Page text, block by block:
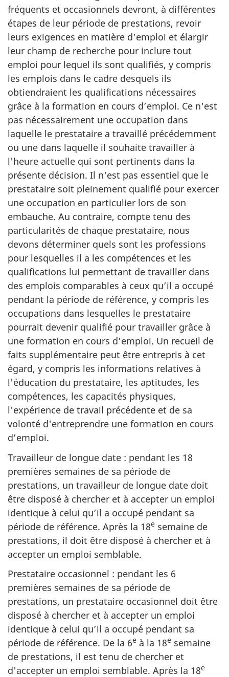
fréquents et occasionnels devront, à différentes
étapes de leur période de prestations, revoir
leurs exigences en matière d'emploi et élargir
leur champ de recherche pour inclure tout
emploi pour lequel ils sont qualifiés, y compris
les emplois dans le cadre desquels ils
obtiendraient les qualifications nécessaires
grâce à la formation en cours d’emploi. Ce n'est
pas nécessairement une occupation dans
laquelle le prestataire a travaillé précédemment
ou une dans laquelle il souhaite travailler à
l'heure actuelle qui sont pertinents dans la
présente décision. Il n'est pas essentiel que le
prestataire soit pleinement qualifié pour exercer
une occupation en particulier lors de son
embauche. Au contraire, compte tenu des
particularités de chaque prestataire, nous
devons déterminer quels sont les professions
pour lesquelles il a les compétences et les
qualifications lui permettant de travailler dans
des emplois comparables à ceux qu’il a occupé
pendant la période de référence, y compris les
occupations dans lesquelles le prestataire
pourrait devenir qualifié pour travailler grâce à
une formation en cours d’emploi. Un recueil de
faits supplémentaire peut être entrepris à cet
égard, y compris les informations relatives à
l'éducation du prestataire, les aptitudes, les
compétences, les capacités physiques,
l'expérience de travail précédente et de sa
volonté d'entreprendre une formation en cours
d’emploi.
Travailleur de longue date : pendant les 18
premières semaines de sa période de
prestations, un travailleur de longue date doit
être disposé à chercher et à accepter un emploi
identique à celui qu’il a occupé pendant sa
période de référence. Après la 18e semaine de
prestations, il doit être disposé à chercher et à
accepter un emploi semblable.
Prestataire occasionnel : pendant les 6
premières semaines de sa période de
prestations, un prestataire occasionnel doit être
disposé à chercher et à accepter un emploi
identique à celui qu’il a occupé pendant sa
période de référence. De la 6e à la 18e semaine
de prestations, il est tenu de chercher et
d'accepter un emploi semblable. Après la 18e